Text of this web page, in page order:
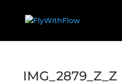
IMG_2879_Z_Z